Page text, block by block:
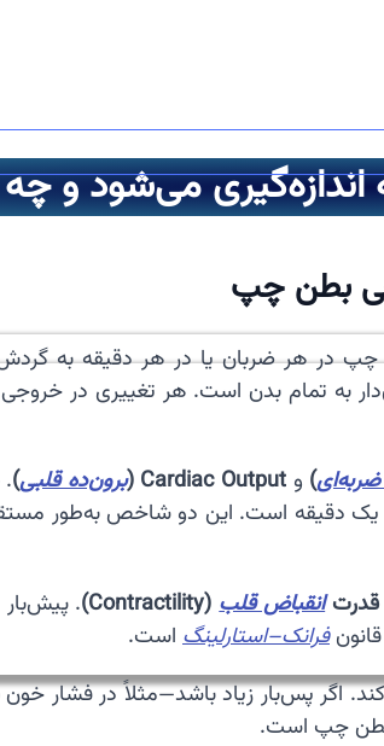
می‌شود و چه
بطن چپ
در هر ضربان یا در هر دقیقه به
به تمام بدن است. هر تغییری در
) و Cardiac Output ( برون‌ده قلبی)
.
دقیقه است. این دو شاخص به‌طور
قدرتانقباض قلب(Contractility)
.
فرانک–استارلینگ است.
اگر پس‌بار زیاد باشد—مثلاً در فشار خون
بطن چپ است.